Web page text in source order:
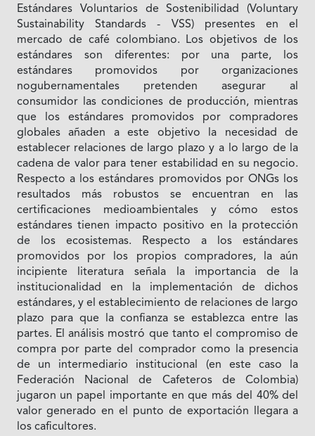
Estándares Voluntarios de Sostenibilidad (Voluntary
Sustainability Standards - VSS) presentes en el
mercado de café colombiano. Los objetivos de los
estándares son diferentes: por una parte, los
estándares promovidos por organizaciones
nogubernamentales pretenden asegurar al
consumidor las condiciones de producción, mientras
que los estándares promovidos por compradores
globales añaden a este objetivo la necesidad de
establecer relaciones de largo plazo y a lo largo de la
cadena de valor para tener estabilidad en su negocio.
Respecto a los estándares promovidos por ONGs los
resultados más robustos se encuentran en las
certificaciones medioambientales y cómo estos
estándares tienen impacto positivo en la protección
de los ecosistemas. Respecto a los estándares
promovidos por los propios compradores, la aún
incipiente literatura señala la importancia de la
institucionalidad en la implementación de dichos
estándares, y el establecimiento de relaciones de largo
plazo para que la confianza se establezca entre las
partes. El análisis mostró que tanto el compromiso de
compra por parte del comprador como la presencia
de un intermediario institucional (en este caso la
Federación Nacional de Cafeteros de Colombia)
jugaron un papel importante en que más del 40% del
valor generado en el punto de exportación llegara a
los caficultores.